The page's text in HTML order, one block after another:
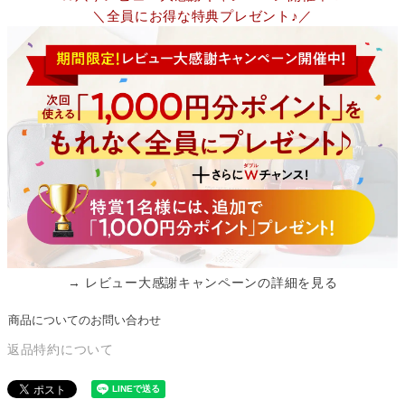
＼全員にお得な特典プレゼント♪／
→ レビュー大感謝キャンペーンの詳細を見る
商品についてのお問い合わせ
返品特約について